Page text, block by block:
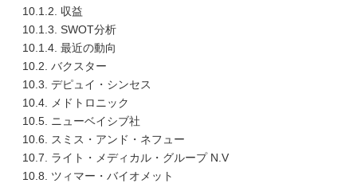
10.1.2. 収益
10.1.3. SWOT分析
10.1.4. 最近の動向
10.2. バクスター
10.3. デピュイ・シンセス
10.4. メドトロニック
10.5. ニューベイシブ社
10.6. スミス・アンド・ネフュー
10.7. ライト・メディカル・グループ N.V
10.8. ツィマー・バイオメット